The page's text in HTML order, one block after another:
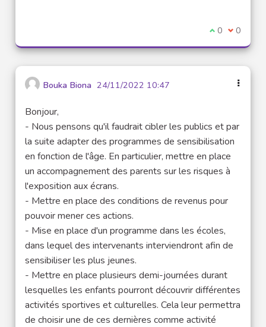
Je suis
0 Je ne
0
Bouka Biona 24/11/2022 10:47
Bonjour,
- Nous pensons qu'il faudrait cibler les publics et par
la suite adapter des programmes de sensibilisation
en fonction de l'âge. En particulier, mettre en place
un accompagnement des parents sur les risques à
l'exposition aux écrans.
- Mettre en place des conditions de revenus pour
pouvoir mener ces actions.
- Mise en place d'un programme dans les écoles,
dans lequel des intervenants interviendront afin de
sensibiliser les plus jeunes.
- Mettre en place plusieurs demi-journées durant
lesquelles les enfants pourront découvrir différentes
activités sportives et culturelles. Cela leur permettra
de choisir une de ces dernières comme activité